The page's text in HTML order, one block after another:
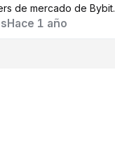
de mercado de Bybit.
Hace 1 año